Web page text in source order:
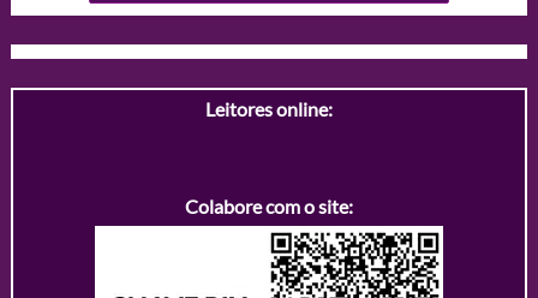
Leitores online:
Colabore com o site: